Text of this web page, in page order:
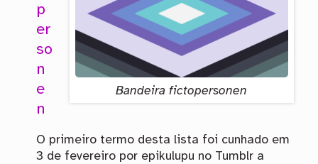
Bandeira fictopersonen
p
er
so
n
e
n
O primeiro termo desta lista foi cunhado em
3 de fevereiro por epikulupu no Tumblr a